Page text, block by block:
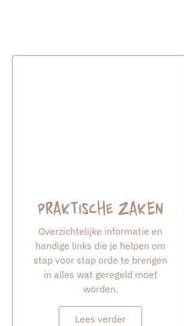
Praktische zaken
Overzichtelijke informatie en
handige links die je helpen om
stap voor stap orde te brengen
in alles wat geregeld moet
worden.
Lees verder